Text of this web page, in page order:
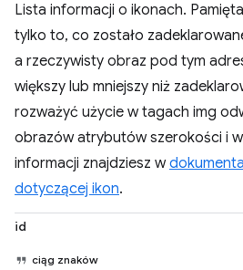
Lista informacji o ikonach.
tylko to, co zostało
a rzeczywisty obraz pod tym
większy lub mniejszy niż
rozważyć użycie w tagach img
obrazów atrybutów szerokości i
informacji znajdziesz w
dotyczącej ikon.
id
ciąg znaków